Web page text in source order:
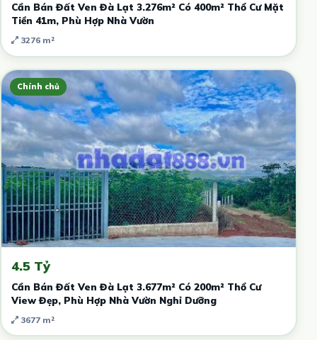
Cần Bán Đất Ven Đà Lạt 3.276m² Có 400m² Thổ Cư Mặt
Tiền 41m, Phù Hợp Nhà Vườn
3276 m²
Chính chủ
4.5 Tỷ
Cần Bán Đất Ven Đà Lạt 3.677m² Có 200m² Thổ Cư
View Đẹp, Phù Hợp Nhà Vườn Nghỉ Dưỡng
3677 m²